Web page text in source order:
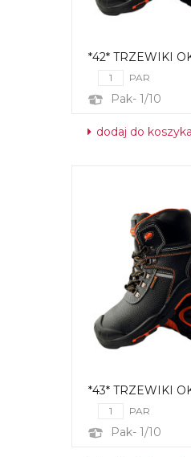
*42* TRZEWIKI
PAR
Pak- 1/10
dodaj do koszyka
*43* TRZEWIKI
PAR
Pak- 1/10